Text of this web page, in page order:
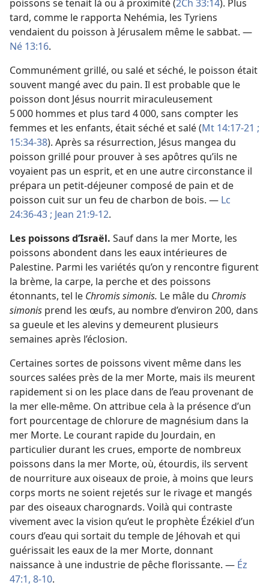
poissons se tenait là ou à proximité (2Ch 33:14). Plus
tard, comme le rapporta Nehémia, les Tyriens
vendaient du poisson à Jérusalem même le sabbat. —
Né 13:16.
Communément grillé, ou salé et séché, le poisson était
souvent mangé avec du pain. Il est probable que le
poisson dont Jésus nourrit miraculeusement
5 000 hommes et plus tard 4 000, sans compter les
femmes et les enfants, était séché et salé (Mt 14:17-21 ;
15:34-38). Après sa résurrection, Jésus mangea du
poisson grillé pour prouver à ses apôtres qu’ils ne
voyaient pas un esprit, et en une autre circonstance il
prépara un petit-déjeuner composé de pain et de
poisson cuit sur un feu de charbon de bois. — Lc
24:36-43 ; Jean 21:9-12.
Les poissons d’Israël. Sauf dans la mer Morte, les
poissons abondent dans les eaux intérieures de
Palestine. Parmi les variétés qu’on y rencontre figurent
la brème, la carpe, la perche et des poissons
étonnants, tel le Chromis simonis. Le mâle du Chromis
simonis prend les œufs, au nombre d’environ 200, dans
sa gueule et les alevins y demeurent plusieurs
semaines après l’éclosion.
Certaines sortes de poissons vivent même dans les
sources salées près de la mer Morte, mais ils meurent
rapidement si on les place dans de l’eau provenant de
la mer elle-même. On attribue cela à la présence d’un
fort pourcentage de chlorure de magnésium dans la
mer Morte. Le courant rapide du Jourdain, en
particulier durant les crues, emporte de nombreux
poissons dans la mer Morte, où, étourdis, ils servent
de nourriture aux oiseaux de proie, à moins que leurs
corps morts ne soient rejetés sur le rivage et mangés
par des oiseaux charognards. Voilà qui contraste
vivement avec la vision qu’eut le prophète Ézékiel d’un
cours d’eau qui sortait du temple de Jéhovah et qui
guérissait les eaux de la mer Morte, donnant
naissance à une industrie de pêche florissante. — Éz
47:1, 8-10.